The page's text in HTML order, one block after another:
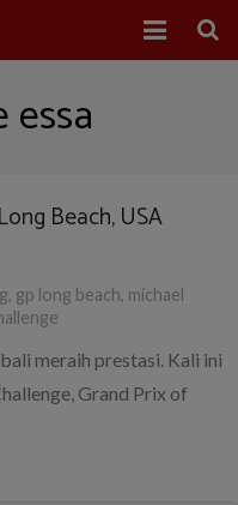
essa
Beach, USA
, gp long beach, michael
meraih prestasi. Kali ini
Grand Prix of